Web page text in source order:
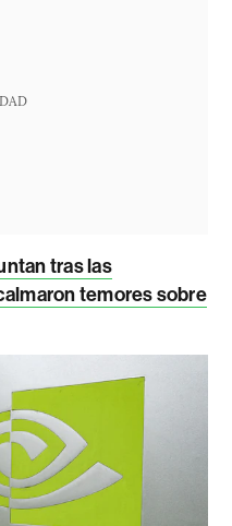
tras las
temores sobre